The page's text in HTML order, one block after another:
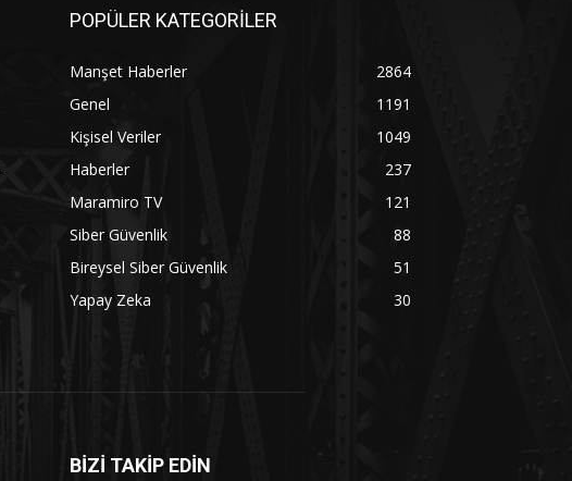
POPÜLER KATEGORİLER
Manşet Haberler
2864
Genel
1191
Kişisel Veriler
1049
Haberler
237
Maramiro TV
121
Siber Güvenlik
88
Bireysel Siber Güvenlik
51
Yapay Zeka
30
BİZİ TAKİP EDİN